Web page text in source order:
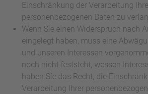
Einschränkung der Verarbeitung
personenbezogenen Daten zu
Wenn Sie einen Widerspruch nach
eingelegt haben, muss eine
und unseren Interessen
noch nicht feststeht, wessen
haben Sie das Recht, die
Verarbeitung Ihrer